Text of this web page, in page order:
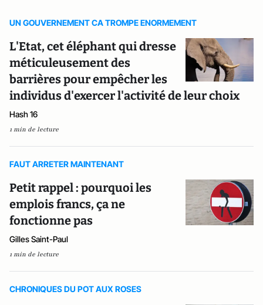
UN GOUVERNEMENT CA TROMPE ENORMEMENT
L'Etat, cet éléphant qui dresse
méticuleusement des
barrières pour empêcher les
individus d'exercer l'activité de leur choix
Hash 16
1 min de lecture
FAUT ARRETER MAINTENANT
Petit rappel : pourquoi les
emplois francs, ça ne
fonctionne pas
Gilles Saint-Paul
1 min de lecture
CHRONIQUES DU POT AUX ROSES